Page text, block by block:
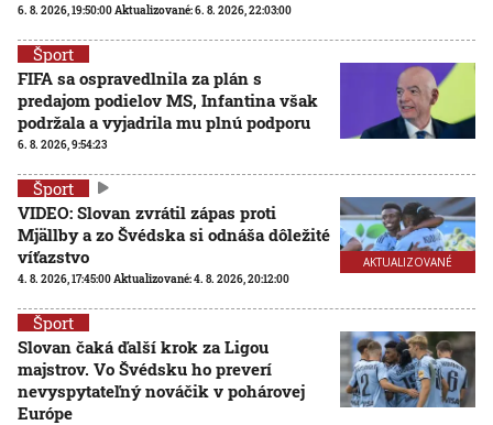
6. 8. 2026, 19:50:00Aktualizované:6. 8. 2026, 22:03:00
Šport
FIFA sa ospravedlnila za plán s
predajom podielov MS, Infantina však
podržala a vyjadrila mu plnú podporu
6. 8. 2026, 9:54:23
AKTUALIZOVANÉ
Šport
VIDEO: Slovan zvrátil zápas proti
Mjällby a zo Švédska si odnáša dôležité
víťazstvo
4. 8. 2026, 17:45:00Aktualizované:4. 8. 2026, 20:12:00
Šport
Slovan čaká ďalší krok za Ligou
majstrov. Vo Švédsku ho preverí
nevyspytateľný nováčik v pohárovej
Európe